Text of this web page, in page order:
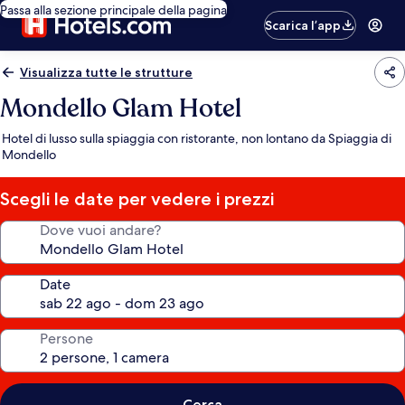
Passa alla sezione principale della pagina
Scarica l’app
Visualizza tutte le strutture
Mondello Glam Hotel
Hotel di lusso sulla spiaggia con ristorante, non lontano da Spiaggia di
Mondello
Scegli le date per vedere i prezzi
Dove vuoi andare?
Date
Persone